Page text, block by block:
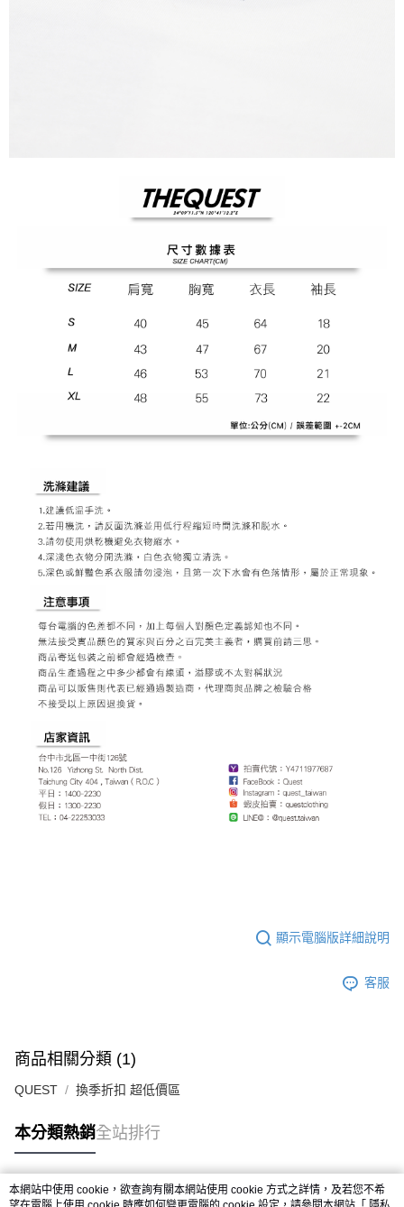
顯示電腦版詳細說明
客服
商品相關分類 (1)
QUEST 換季折扣 超低價區
本分類熱銷全站排行
熱門標籤
本網站中使用 cookie，欲查詢有關本網站使用 cookie 方式之詳情，及若您不希